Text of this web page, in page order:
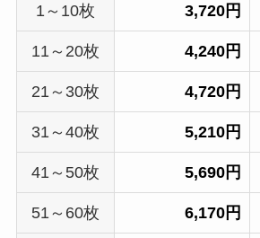
1～10枚 3,720円
11～20枚 4,240円
21～30枚 4,720円
31～40枚 5,210円
41～50枚 5,690円
51～60枚 6,170円